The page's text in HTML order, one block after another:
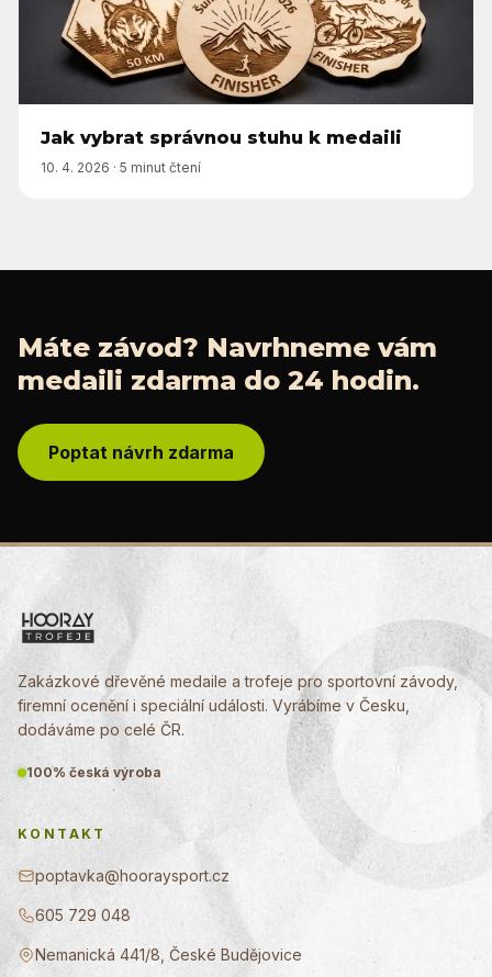
Jak vybrat správnou stuhu k medaili
10. 4. 2026 · 5 minut čtení
Máte závod? Navrhneme vám
medaili zdarma do 24 hodin.
Poptat návrh zdarma
Zakázkové dřevěné medaile a trofeje pro sportovní závody,
firemní ocenění i speciální události. Vyrábíme v Česku,
dodáváme po celé ČR.
100% česká výroba
KONTAKT
poptavka@hooraysport.cz
605 729 048
Nemanická 441/8, České Budějovice